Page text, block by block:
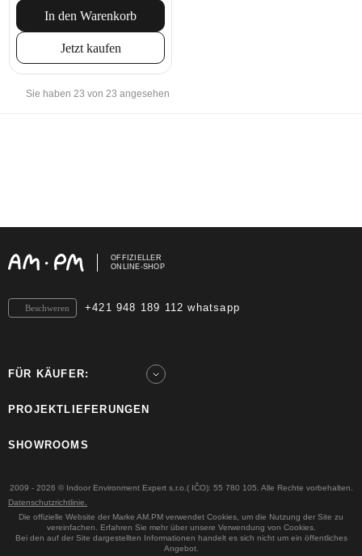
In den Warenkorb
Jetzt kaufen
Sie haben 23 von 23 angesehen
OFFIZIELLER
ONLINE-SHOP
+421 948 189 112 whatsapp
Beschweren
FÜR KÄUFER:
PROJEKTLIEFERUNGEN
SHOWROOMS
2009 - 2026 © Indoor Environment Expert s.r.o.( IČO): 55 780 105. Alle Rechte vorbehalten.
Datenschutzrichtlinie.
Die offizielle Website der Marke AM.PM verwendet Cookies, um die Nutzung der Site zu
vereinfachen. Erfahren Sie mehr über unsere Verwendung von Cookies.
Bei den auf der Site dargestellten Informationen handelt es sich nicht um ein öffentliches
Angebot.